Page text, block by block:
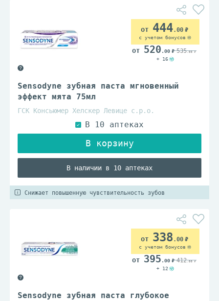
Sensodyne зубная паста мгновенный
эффект мята 75мл
ГСК Консьюмер Хелскер Левице с.р.о.
В наличии в 10 аптеках
444.00
с учетом бонусов
520 .00 535.00
+ 16
Снижает повышенную чувствительность зубов
Sensodyne зубная паста глубокое
338 .00
с учетом бонусов
395 .00 412.00
+ 12